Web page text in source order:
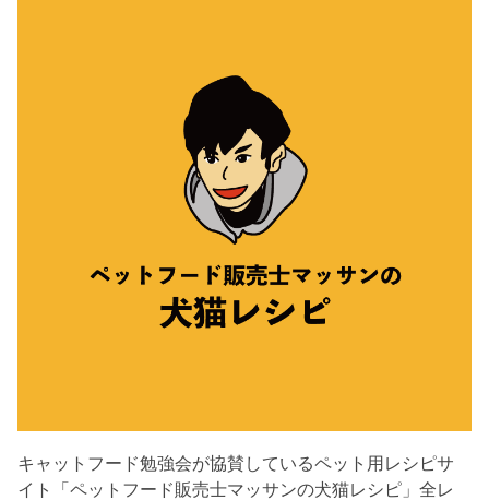
キャットフード勉強会が協賛しているペット用レシピサ
イト「ペットフード販売士マッサンの犬猫レシピ」全レ